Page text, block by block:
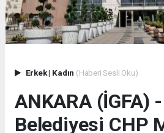
Erkek| Kadın (Haberi Sesli Oku)
ANKARA (İGFA)
Belediyesi CHP